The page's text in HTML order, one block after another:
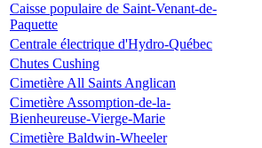
Caisse populaire de Saint-Venant-de-
Paquette
Centrale électrique d'Hydro-Québec
Chutes Cushing
Cimetière All Saints Anglican
Cimetière Assomption-de-la-
Bienheureuse-Vierge-Marie
Cimetière Baldwin-Wheeler